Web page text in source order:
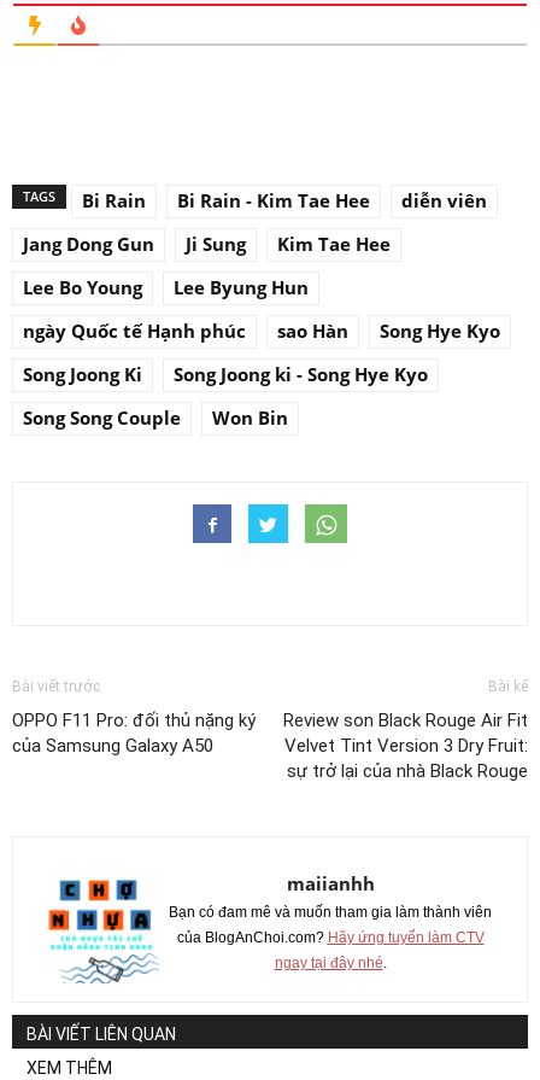
TAGS Bi Rain Bi Rain - Kim Tae Hee
diễn viên
Jang Dong Gun
Ji Sung
Kim Tae Hee
Lee Bo Young
Lee Byung Hun
ngày Quốc tế Hạnh phúc
sao Hàn
Song Hye Kyo
Song Joong Ki
Song Joong ki - Song Hye Kyo
Song Song Couple
Won Bin
Bài viết trước
OPPO F11 Pro: đối thủ nặng ký
của Samsung Galaxy A50
Bài kế
Review son Black Rouge Air Fit
Velvet Tint Version 3 Dry Fruit:
sự trở lại của nhà Black Rouge
maiianhh
Bạn có đam mê và muốn tham gia làm thành viên
của BlogAnChoi.com? Hãy ứng tuyển làm CTV
ngay tại đây nhé.
BÀI VIẾT LIÊN QUAN
XEM THÊM